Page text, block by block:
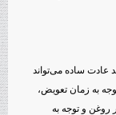
عادت ساده می‌تواند
به زمان تعویض،
روغن و توجه به